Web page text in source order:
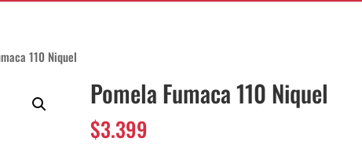
110 Niquel
Pomela Fumaca 110 Niquel
$3.399